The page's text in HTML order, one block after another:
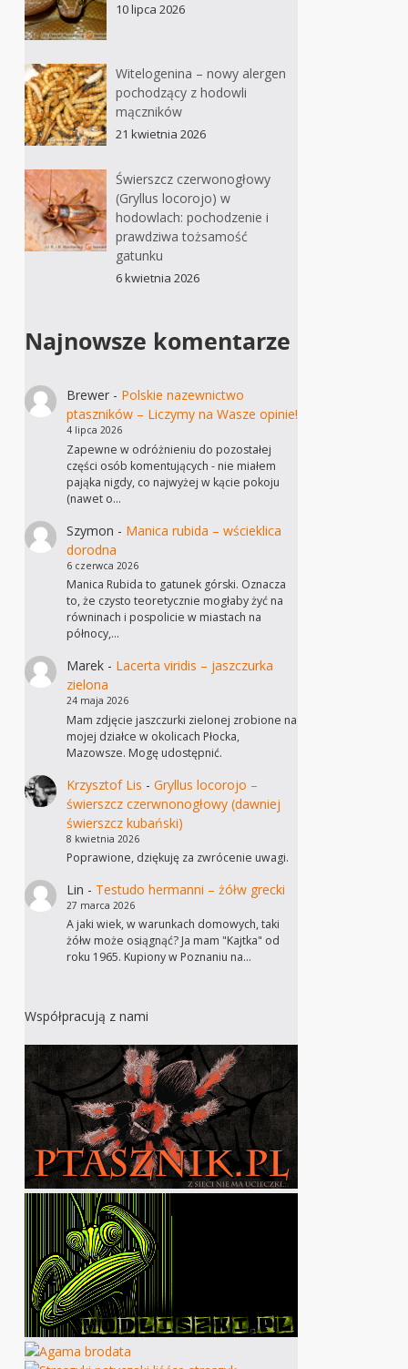
10 lipca 2026
Witelogenina – nowy alergen
pochodzący z hodowli
mączników
21 kwietnia 2026
Świerszcz czerwonogłowy
(Gryllus locorojo) w
hodowlach: pochodzenie i
prawdziwa tożsamość
gatunku
6 kwietnia 2026
Najnowsze komentarze
Brewer- Polskie nazewnictwo
ptaszników – Liczymy na Wasze opinie!
4 lipca 2026
Zapewne w odróżnieniu do pozostałej
części osób komentujących - nie miałem
pająka nigdy, co najwyżej w kącie pokoju
(nawet o…
Szymon - Manica rubida – wścieklica
dorodna
6 czerwca 2026
Manica Rubida to gatunek górski. Oznacza
to, że czysto teoretycznie mogłaby żyć na
równinach i pospolicie w miastach na
północy,…
Marek- Lacerta viridis – jaszczurka
zielona
24 maja 2026
Mam zdjęcie jaszczurki zielonej zrobione na
mojej działce w okolicach Płocka,
Mazowsze. Mogę udostępnić.
Krzysztof Lis - Gryllus locorojo –
świerszcz czerwnonogłowy (dawniej
świerszcz kubański)
8 kwietnia 2026
Poprawione, dziękuję za zwrócenie uwagi.
Lin - Testudo hermanni – żółw grecki
27 marca 2026
A jaki wiek, w warunkach domowych, taki
żółw może osiągnąć? Ja mam "Kajtka" od
roku 1965. Kupiony w Poznaniu na…
Współpracują z nami